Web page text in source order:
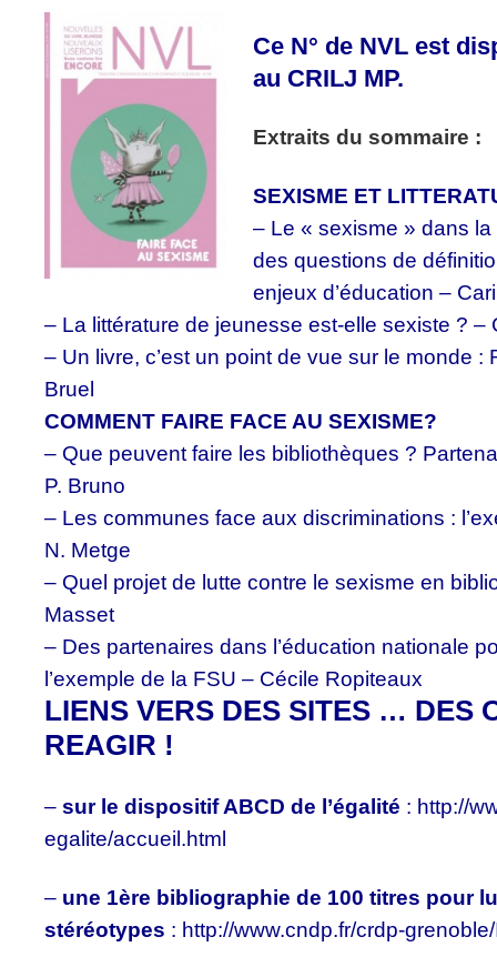
Ce N° de NVL est
au CRILJ MP.
Extraits du sommaire :
SEXISME ET
– Le « sexisme » dans
des questions de
enjeux d’éducation –
– La littérature de jeunesse est-elle sexiste ? –
– Un livre, c’est un point de vue sur le monde :
Bruel
COMMENT FAIRE FACE AU SEXISME?
– Que peuvent faire les bibliothèques ?
P. Bruno
– Les communes face aux discriminations :
N. Metge
– Quel projet de lutte contre le sexisme en
Masset
– Des partenaires dans l’éducation nationale
l’exemple de la FSU – Cécile Ropiteaux
LIENS VERS DES SITES … DES
REAGIR !
– sur le dispositif ABCD de l’égalité : http://
egalite/accueil.html
– une 1ère bibliographie de 100 titres pour
stéréotypes : http://www.cndp.fr/crdp-